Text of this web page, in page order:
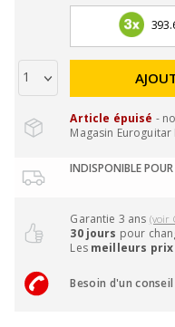
Article épuisé -
Magasin
INDISPONIBLE
Garantie 3 ans (voir
30 jours pour
Les meilleurs prix
Besoin d'un